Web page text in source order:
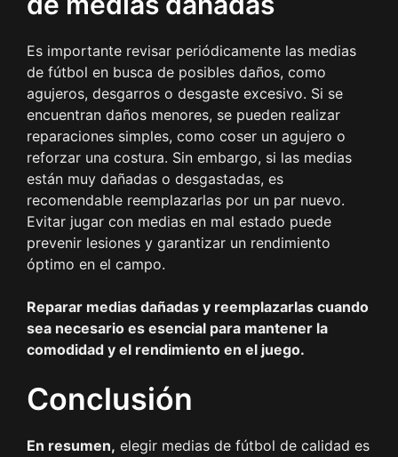
Es importante revisar periódicamente las medias
de fútbol en busca de posibles daños, como
agujeros, desgarros o desgaste excesivo. Si se
encuentran daños menores, se pueden realizar
reparaciones simples, como coser un agujero o
reforzar una costura. Sin embargo, si las medias
están muy dañadas o desgastadas, es
recomendable reemplazarlas por un par nuevo.
Evitar jugar con medias en mal estado puede
prevenir lesiones y garantizar un rendimiento
óptimo en el campo.
Reparar medias dañadas y reemplazarlas cuando
sea necesario es esencial para mantener la
comodidad y el rendimiento en el juego.
Conclusión
En resumen, elegir medias de fútbol de calidad es